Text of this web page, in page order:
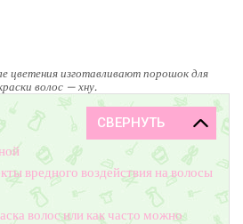
цветения изготавливают порошок для
волос — хну.
вредного воздействия на волосы
волос или как часто можно